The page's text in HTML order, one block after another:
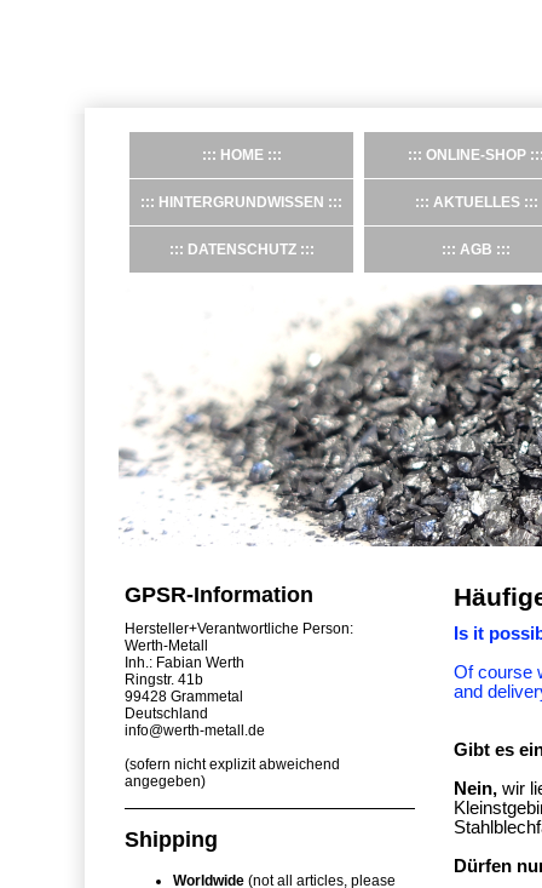
HOME ONLINE-SHOP
HINTERGRUNDWISSEN AKTUELLES
DATENSCHUTZ AGB
Is it
Of course
and
Gibt es
Nein, wir
Dürfen
GPSR-Information
Hersteller+Verantwortliche Person:
Werth-Metall
Inh.: Fabian Werth
Ringstr. 41b
99428 Grammetal
Deutschland
info@werth-metall.de
(sofern nicht explizit abweichend
angegeben)
Shipping
Worldwide (not all articles, please